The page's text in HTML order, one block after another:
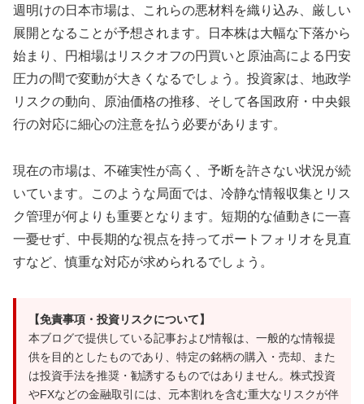
週明けの日本市場は、これらの悪材料を織り込み、厳しい
展開となることが予想されます。日本株は大幅な下落から
始まり、円相場はリスクオフの円買いと原油高による円安
圧力の間で変動が大きくなるでしょう。投資家は、地政学
リスクの動向、原油価格の推移、そして各国政府・中央銀
行の対応に細心の注意を払う必要があります。
現在の市場は、不確実性が高く、予断を許さない状況が続
いています。このような局面では、冷静な情報収集とリス
ク管理が何よりも重要となります。短期的な値動きに一喜
一憂せず、中長期的な視点を持ってポートフォリオを見直
すなど、慎重な対応が求められるでしょう。
【免責事項・投資リスクについて】
本ブログで提供している記事および情報は、一般的な情報提
供を目的としたものであり、特定の銘柄の購入・売却、また
は投資手法を推奨・勧誘するものではありません。株式投資
やFXなどの金融取引には、元本割れを含む重大なリスクが伴